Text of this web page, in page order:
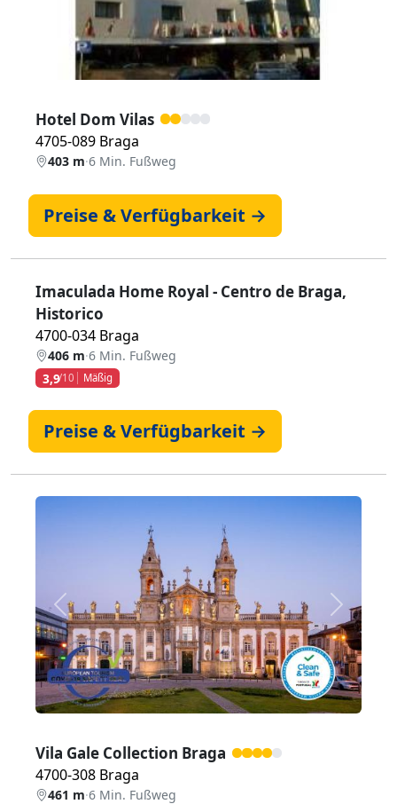
Hotel Dom Vilas
4705-089 Braga
403 m·6 Min. Fußweg
Preise & Verfügbarkeit →
Imaculada Home Royal - Centro de Braga,
Historico
4700-034 Braga
406 m·6 Min. Fußweg
3,9/10 Mäßig
Preise & Verfügbarkeit →
Zurück Weiter
Vila Gale Collection Braga
4700-308 Braga
461 m·6 Min. Fußweg